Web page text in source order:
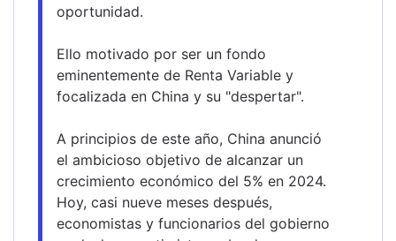
oportunidad.
Ello motivado por ser un fondo
eminentemente de Renta Variable y
focalizada en China y su "despertar".
A principios de este año, China anunció
el ambicioso objetivo de alcanzar un
crecimiento económico del 5% en 2024.
Hoy, casi nueve meses después,
economistas y funcionarios del gobierno